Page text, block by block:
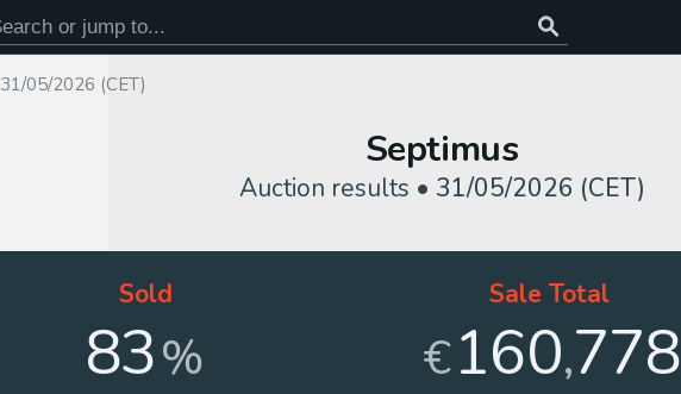
31/05/2026 (CET)
Septimus
Auction results • 31/05/2026 (CET)
Sold
83%
Sale Total
€160,778